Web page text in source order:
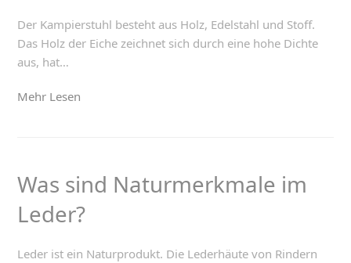
Der Kampierstuhl besteht aus Holz, Edelstahl und Stoff.
Das Holz der Eiche zeichnet sich durch eine hohe Dichte
aus, hat…
Mehr Lesen
Was sind Naturmerkmale im
Leder?
Leder ist ein Naturprodukt. Die Lederhäute von Rindern